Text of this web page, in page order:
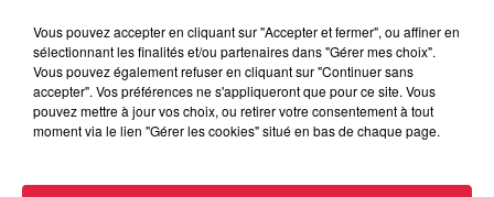
Vous pouvez accepter en cliquant sur "Accepter et fermer", ou affiner en
sélectionnant les finalités et/ou partenaires dans "Gérer mes choix".
Vous pouvez également refuser en cliquant sur "Continuer sans
accepter". Vos préférences ne s'appliqueront que pour ce site. Vous
pouvez mettre à jour vos choix, ou retirer votre consentement à tout
moment via le lien "Gérer les cookies" situé en bas de chaque page.